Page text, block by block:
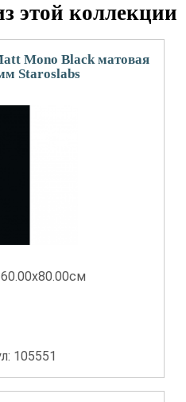
этой коллекции
Mono Black матовая
Staroslabs
105551